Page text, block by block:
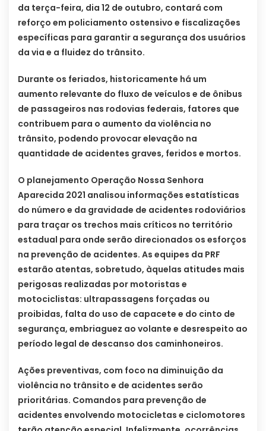
da terça-feira, dia 12 de outubro, contará com
reforço em policiamento ostensivo e fiscalizações
específicas para garantir a segurança dos usuários
da via e a fluidez do trânsito.
Durante os feriados, historicamente há um
aumento relevante do fluxo de veículos e de ônibus
de passageiros nas rodovias federais, fatores que
contribuem para o aumento da violência no
trânsito, podendo provocar elevação na
quantidade de acidentes graves, feridos e mortos.
O planejamento Operação Nossa Senhora
Aparecida 2021 analisou informações estatísticas
do número e da gravidade de acidentes rodoviários
para traçar os trechos mais críticos no território
estadual para onde serão direcionados os esforços
na prevenção de acidentes. As equipes da PRF
estarão atentas, sobretudo, àquelas atitudes mais
perigosas realizadas por motoristas e
motociclistas: ultrapassagens forçadas ou
proibidas, falta do uso de capacete e do cinto de
segurança, embriaguez ao volante e desrespeito ao
período legal de descanso dos caminhoneiros.
Ações preventivas, com foco na diminuição da
violência no trânsito e de acidentes serão
prioritárias. Comandos para prevenção de
acidentes envolvendo motocicletas e ciclomotores